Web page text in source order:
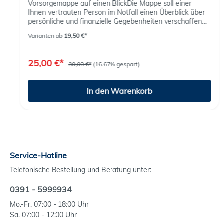
Vorsorgemappe auf einen BlickDie Mappe soll einer
Ihnen vertrauten Person im Notfall einen Überblick über
persönliche und finanzielle Gegebenheiten verschaffen
und Vorlagen, übersichtlich rubriziert und
VorsorgevollmachtOrganspendeausweisChecklistenTesta
Ratgeber in einer Mappe: Für
Pflegebedürftige: Detaillierte Informationen zur
Pflegevorsorge, inklusive aller wichtigen Formulare für
Unterlagen zur Organisation, Dokumentation und
Pflegemappe behalten Sie jederzeit den Überblick und
perfekte Ergänzung zur Vorsorge – für mehr
Lebenslage. Ideal für: Familien, Senioren, pflegende
Angehörige und alle, die Verantwortung übernehmen
möchten.
Varianten ab19,50 €*
25,00 €* 30,00 €* (16.67% gespart)
In den Warenkorb
Service-Hotline
Telefonische Bestellung und Beratung unter:
0391 - 5999934
Mo.-Fr. 07:00 - 18:00 Uhr
Sa. 07:00 - 12:00 Uhr